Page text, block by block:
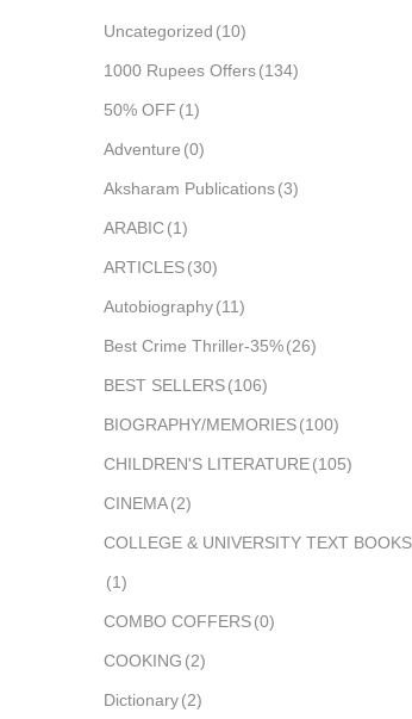
Uncategorized (10)
1000 Rupees Offers(134)
50% OFF (1)
Adventure (0)
Aksharam Publications(3)
ARABIC(1)
ARTICLES(30)
Autobiography(11)
Best Crime Thriller-35%(26)
BEST SELLERS(106)
BIOGRAPHY/MEMORIES(100)
CHILDREN'S LITERATURE(105)
CINEMA(2)
COLLEGE & UNIVERSITY TEXT BOOKS
(1)
COMBO COFFERS(0)
COOKING (2)
Dictionary(2)